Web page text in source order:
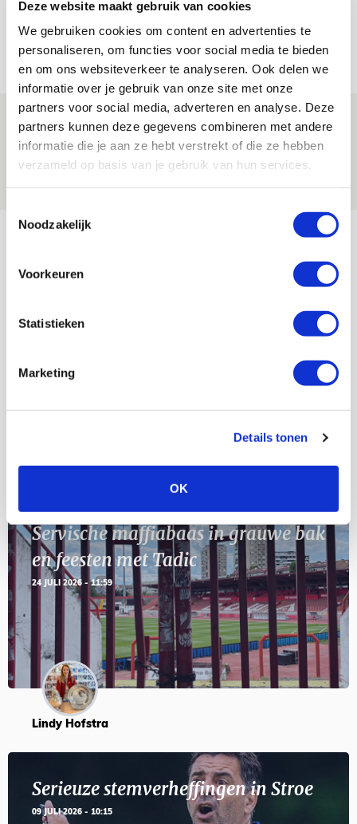
Deze website maakt gebruik van cookies
We gebruiken cookies om content en advertenties te
personaliseren, om functies voor social media te bieden
en om ons websiteverkeer te analyseren. Ook delen we
informatie over je gebruik van onze site met onze
partners voor social media, adverteren en analyse. Deze
partners kunnen deze gegevens combineren met andere
informatie die je aan ze hebt verstrekt of die ze hebben
verzameld op basis van je gebruik van hun services.
Noodzakelijk
Voorkeuren
Statistieken
Marketing
Details tonen
OK
voor mijn club is heel speciaal’
06 AUGUSTUS 2026 - 23:43
NIEUWS
Ajax zet Shelbourne eenvoudig opzij en
reist met vertrouwen naar Dublin
06 AUGUSTUS 2026 - 21:52
NIEUWS
Bekijk meer
AUG
11
Servische maffiabaas in grauwe bak
en feesten met Tadic
24 JULI 2026 - 11:59
Lindy Hofstra
Serieuze stemverheffingen in Stroe
09 JULI 2026 - 10:15